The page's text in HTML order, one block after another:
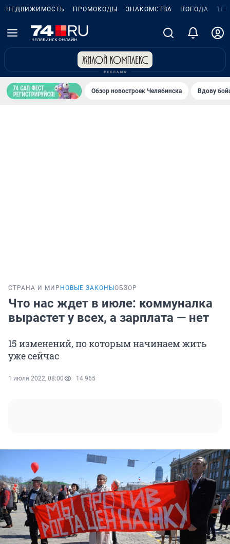
НЕДВИЖИМОСТЬ ПРОМОКОДЫ ЗНАКОМСТВА ПОГОДА
Обзор новостроек Челябинска Вдову
СТРАНА И МИР НОВЫЕ ЗАКОНЫ ОБЗОР
Что нас ждет в июле: коммуналка
вырастет у всех, а зарплата — нет
15 изменений, по которым начинаем жить
уже сейчас
1 июля 2022, 08:00 14 965